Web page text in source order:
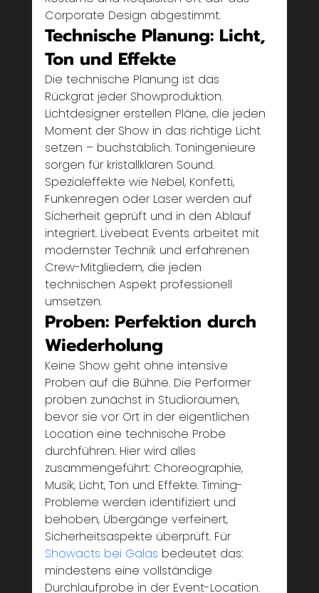
Corporate Design abgestimmt.
Technische Planung: Licht,
Ton und Effekte
Die technische Planung ist das
Rückgrat jeder Showproduktion.
Lichtdesigner erstellen Pläne, die jeden
Moment der Show in das richtige Licht
setzen – buchstäblich. Toningenieure
sorgen für kristallklaren Sound.
Spezialeffekte wie Nebel, Konfetti,
Funkenregen oder Laser werden auf
Sicherheit geprüft und in den Ablauf
integriert. Livebeat Events arbeitet mit
modernster Technik und erfahrenen
Crew-Mitgliedern, die jeden
technischen Aspekt professionell
umsetzen.
Proben: Perfektion durch
Wiederholung
Keine Show geht ohne intensive
Proben auf die Bühne. Die Performer
proben zunächst in Studioräumen,
bevor sie vor Ort in der eigentlichen
Location eine technische Probe
durchführen. Hier wird alles
zusammengeführt: Choreographie,
Musik, Licht, Ton und Effekte. Timing-
Probleme werden identifiziert und
behoben, Übergänge verfeinert,
Sicherheitsaspekte überprüft. Für
Showacts bei Galas bedeutet das:
mindestens eine vollständige
Durchlaufprobe in der Event-Location.